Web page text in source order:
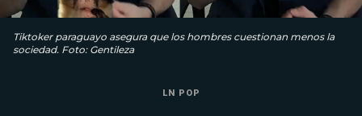
Tiktoker paraguayo asegura que los hombres cuestionan menos la
sociedad. Foto: Gentileza
LN POP